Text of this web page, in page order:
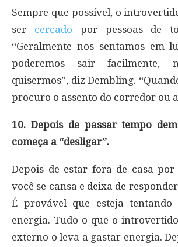
Sempre que possível, o
ser cercado por pessoas de
“Geralmente nos sentamos em
poderemos sair facilmente,
quisermos”, diz Dembling.
procuro o assento do corredor ou
10. Depois de passar tempo
começa a “desligar”.
Depois de estar fora de casa por
você se cansa e deixa de
É provável que esteja tentando
energia. Tudo o que o
externo o leva a gastar energia.